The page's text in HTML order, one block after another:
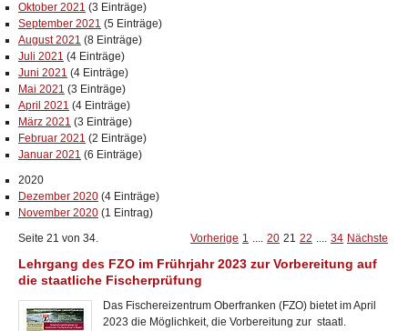
Oktober 2021 (3 Einträge)
September 2021 (5 Einträge)
August 2021 (8 Einträge)
Juli 2021 (4 Einträge)
Juni 2021 (4 Einträge)
Mai 2021 (3 Einträge)
April 2021 (4 Einträge)
März 2021 (3 Einträge)
Februar 2021 (2 Einträge)
Januar 2021 (6 Einträge)
2020
Dezember 2020 (4 Einträge)
November 2020 (1 Eintrag)
Seite 21 von 34.
Vorherige 1 .... 20 21 22 .... 34 Nächste
Lehrgang des FZO im Frührjahr 2023 zur Vorbereitung auf
die staatliche Fischerprüfung
Das Fischereizentrum Oberfranken (FZO) bietet im April
2023 die Möglichkeit, die Vorbereitung zur staatl.